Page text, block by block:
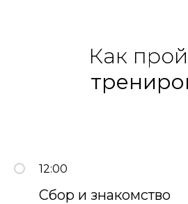
Как
12:00
Сбор и знакомство